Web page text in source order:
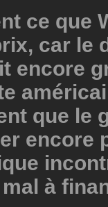
ce que
car le
encore
que le
encore
à